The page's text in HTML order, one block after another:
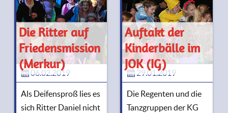
Die Ritter auf
Friedensmission
(Merkur)
06.02.2019
Als Deifensproß lies es
sich Ritter Daniel nicht
Auftakt der
Kinderbälle im
JOK (IG)
29.01.2019
Die Regenten und die
Tanzgruppen der KG